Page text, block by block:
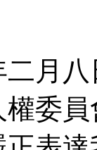
八
委